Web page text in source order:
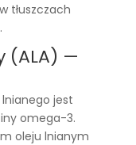
tłuszczach
(ALA) —
lnianego jest
omega-3.
oleju lnianym